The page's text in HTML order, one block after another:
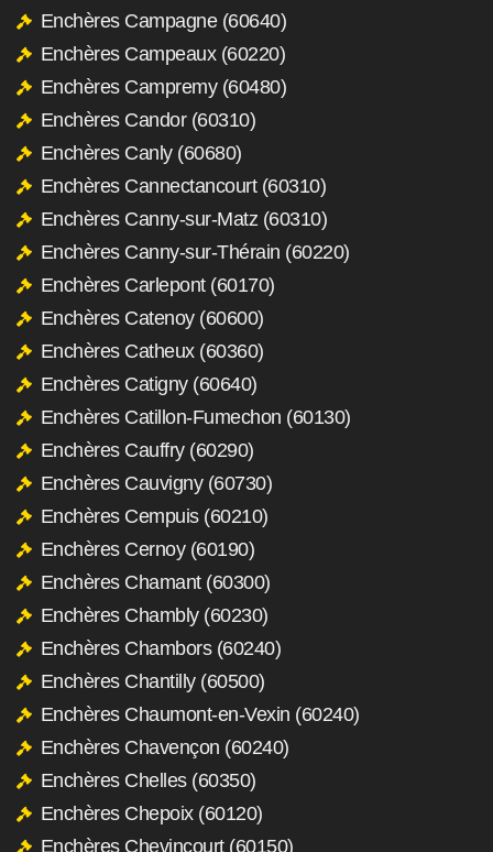
Enchères Campagne (60640)
Enchères Campeaux (60220)
Enchères Campremy (60480)
Enchères Candor (60310)
Enchères Canly (60680)
Enchères Cannectancourt (60310)
Enchères Canny-sur-Matz (60310)
Enchères Canny-sur-Thérain (60220)
Enchères Carlepont (60170)
Enchères Catenoy (60600)
Enchères Catheux (60360)
Enchères Catigny (60640)
Enchères Catillon-Fumechon (60130)
Enchères Cauffry (60290)
Enchères Cauvigny (60730)
Enchères Cempuis (60210)
Enchères Cernoy (60190)
Enchères Chamant (60300)
Enchères Chambly (60230)
Enchères Chambors (60240)
Enchères Chantilly (60500)
Enchères Chaumont-en-Vexin (60240)
Enchères Chavençon (60240)
Enchères Chelles (60350)
Enchères Chepoix (60120)
Enchères Chevincourt (60150)